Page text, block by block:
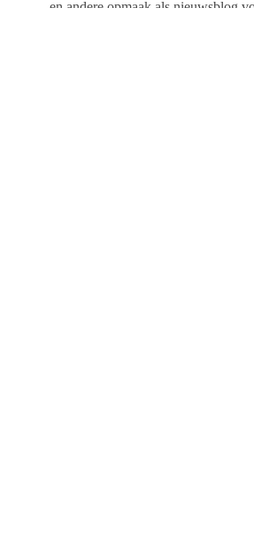
en andere opmaak als nieuwsblog